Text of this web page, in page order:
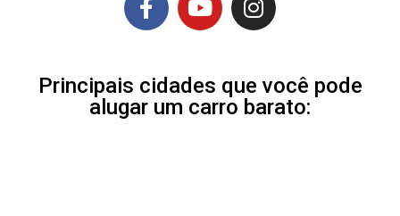
Principais cidades que você pode
alugar um carro barato: